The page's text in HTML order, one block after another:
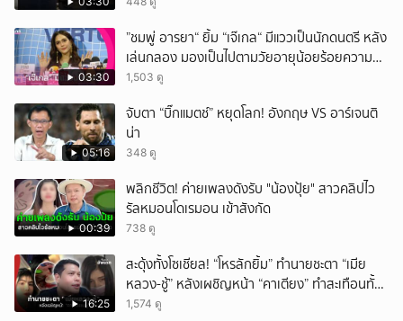
03:30
”ชมพู่ อารยา“ ยิ้ม “เจ๊เกล“ มีแววเป็นนักดนตรี หลัง
เล่นกลอง มองเป็นไปตามวัยอายุน้อยร้อยความ
สามารถ
1,503 ดู
05:16
จับตา “บิ๊กแมตช์” หยุดโลก! อังกฤษ VS อาร์เจนติ
น่า
348 ดู
00:39
พลิกชีวิต! ค่ายเพลงดังรับ "น้องปุ้ย" สาวคลิปไว
รัลหมอนโดเรมอน เข้าสังกัด
738 ดู
16:25
สะดุ้งทั้งโซเชียล! “โหรลักยิ้ม” ทำนายชะตา “เมีย
หลวง-ชู้” หลังเผชิญหน้า “คาเตียง” ทำสะเทือนทั้ง
ประเทศ
1,574 ดู